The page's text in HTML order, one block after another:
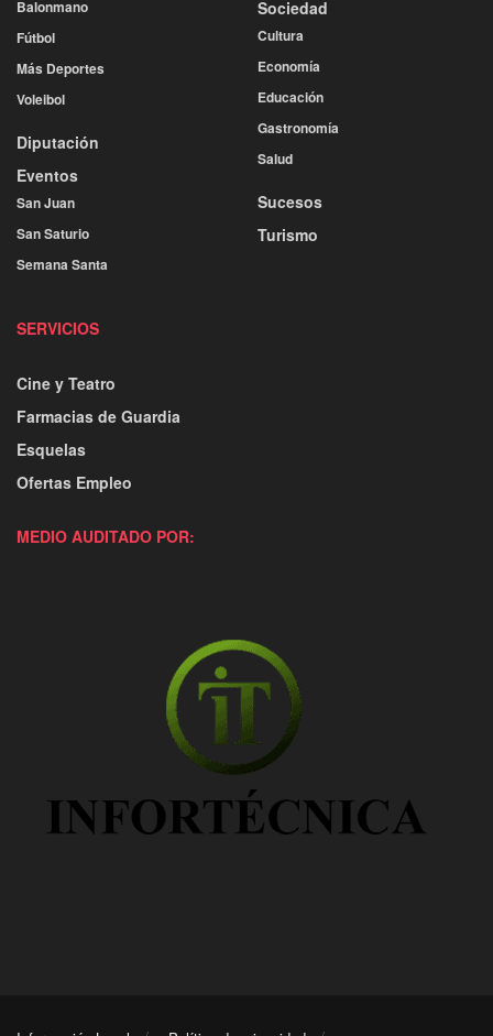
Balonmano
Fútbol
Más Deportes
Voleibol
Diputación
Eventos
San Juan
San Saturio
Semana Santa
Sociedad
Cultura
Economía
Educación
Gastronomía
Salud
Sucesos
Turismo
SERVICIOS
Cine y Teatro
Farmacias de Guardia
Esquelas
Ofertas Empleo
MEDIO AUDITADO POR: